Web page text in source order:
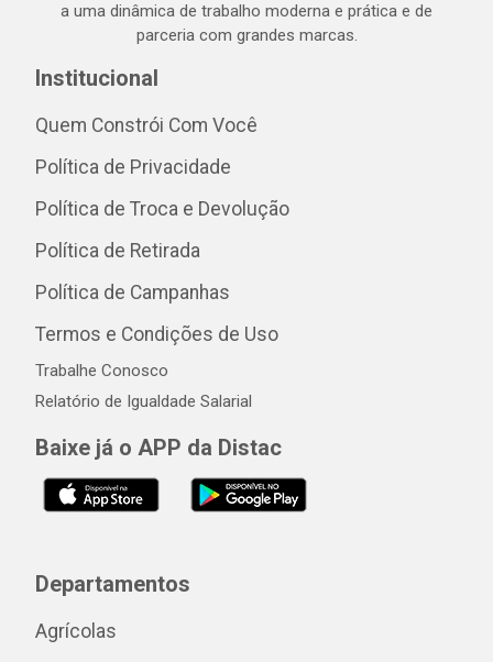
a uma dinâmica de trabalho moderna e prática e de
parceria com grandes marcas.
Institucional
Quem Constrói Com Você
Política de Privacidade
Política de Troca e Devolução
Política de Retirada
Política de Campanhas
Termos e Condições de Uso
Trabalhe Conosco
Relatório de Igualdade Salarial
Baixe já o APP da Distac
Departamentos
Agrícolas